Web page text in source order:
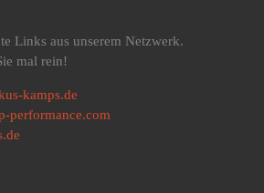
Links aus unserem Netzwerk.
mal rein!
kamps.de
performance.com